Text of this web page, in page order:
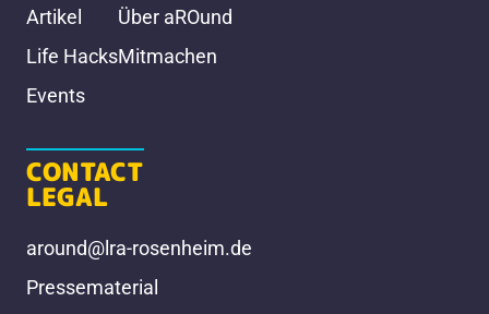
Artikel
Life Hacks
Events
Über aROund
Mitmachen
CONTACT
LEGAL
around@lra-rosenheim.de
Pressematerial